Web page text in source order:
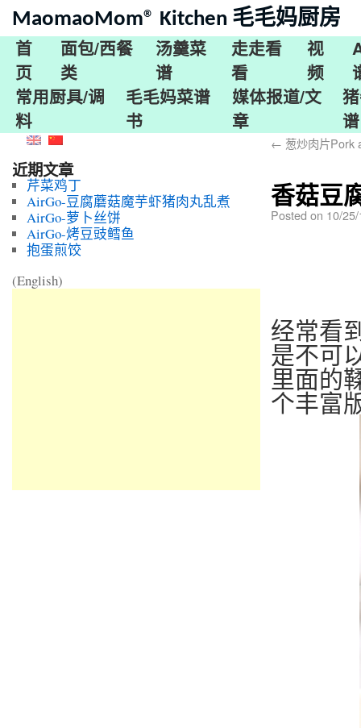
MaomaoMom® Kitchen 毛毛妈厨房
首
页
面包/西餐
类
汤羹菜
谱
走走看
看
视
频
常用厨具/调
料
毛毛妈菜谱
书
媒体报道/文
章
谱
← 葱炒肉片Pork
香菇豆
Posted on 10/
经常看
是不可
里面的
个丰富
近期文章
芹菜鸡丁
AirGo-豆腐蘑菇魔芋虾猪肉丸乱煮
AirGo-萝卜丝饼
AirGo-烤豆豉鳕鱼
抱蛋煎饺
(English)